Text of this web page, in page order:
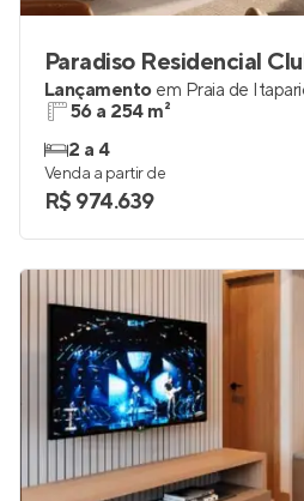
Paradiso Residencial
Lançamento em Praia de
56 a 254 m²
2 a 4
Venda a partir de
R$ 974.639